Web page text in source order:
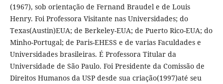
(1967), sob orientação de Fernand Braudel e de Louis
Henry. Foi Professora Visitante nas Universidades; do
Texas(Austin)EUA; de Berkeley-EUA; de Puerto Rico-EUA; do
Minho-Portugal; de Paris-EHESS e de varias Faculdades e
Universidades brasileiras. É Professora Titular da
Universidade de São Paulo. Foi Presidente da Comissão de
Direitos Humanos da USP desde sua criação(1997)até seu